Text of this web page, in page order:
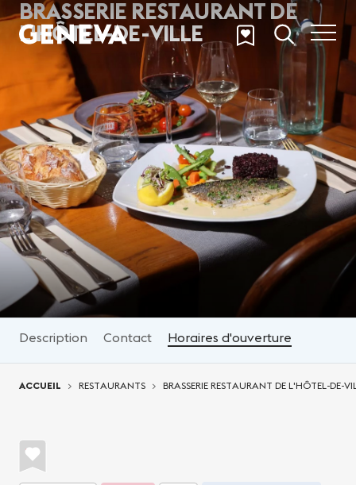
Aller au contenu principal
BRASSERIE RESTAURANT DE
L'HÔTEL-DE-VILLE
Description Contact Horaires d'ouverture
ACCUEIL RESTAURANTS BRASSERIE RESTAURANT DE L'HÔTEL-DE-